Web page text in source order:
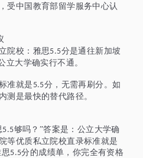
受中国教育部留学服务中心认
院校：雅思5.5分是通往新加坡
立大学确实行不通。
准就是 5.5分，无需再刷分。如
测是最快的替代路径。
5.5够吗？”答案是：公立大学确
等优质私立院校直录标准就是
5.5分的成绩单，你完全有资格